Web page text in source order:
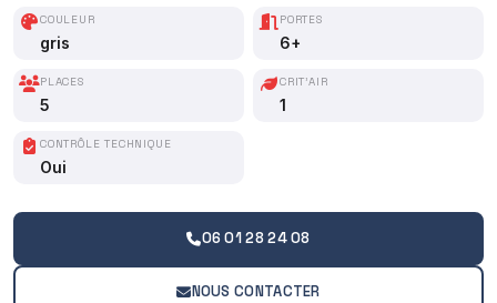
COULEUR
gris
PORTES
6+
PLACES
5
CRIT'AIR
1
CONTRÔLE TECHNIQUE
Oui
06 01 28 24 08
NOUS CONTACTER